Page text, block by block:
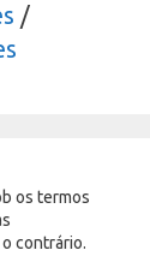
/
os termos
contrário.